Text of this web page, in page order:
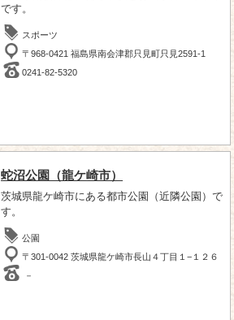
です。
スポーツ
〒968-0421 福島県南会津郡只見町只見2591-1
0241-82-5320
蛇沼公園（龍ケ崎市）
茨城県龍ケ崎市にある都市公園（近隣公園）で
す。
公園
〒301-0042 茨城県龍ケ崎市長山４丁目１−１２６
－